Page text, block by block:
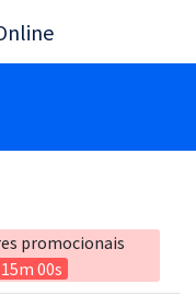
promocionais
15m 00s